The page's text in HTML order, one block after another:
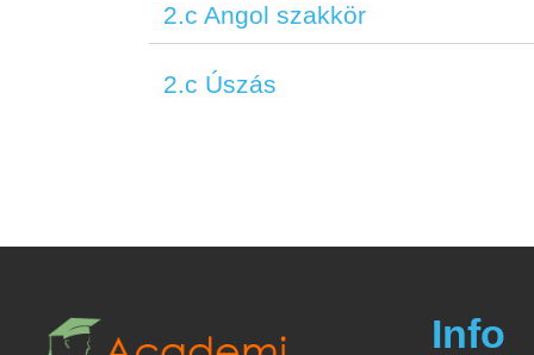
2.c Angol szakkör
2.c Úszás
Info